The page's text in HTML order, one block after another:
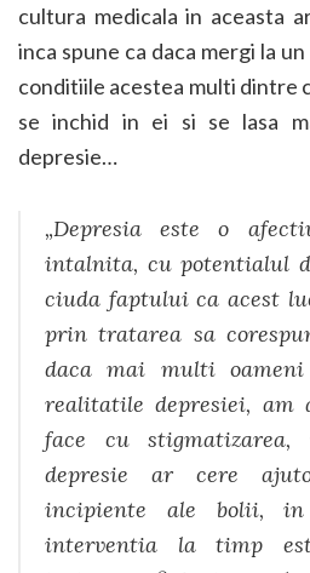
cultura medicala in aceasta
inca spune ca daca mergi la
conditiile acestea multi dintre
se inchid in ei si se lasa
depresie…
„Depresia este o
intalnita, cu potentialul
ciuda faptului ca acest
prin tratarea sa
daca mai multi
realitatile depresiei, am
face cu
depresie ar cere
incipiente ale bolii,
interventia la timp